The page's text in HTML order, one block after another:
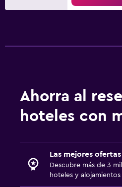
Ahorra al
hoteles con
Las mejores
Descubre más de 3
hoteles y